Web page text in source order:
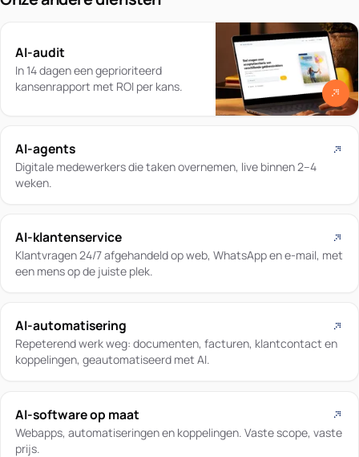
AI-audit
In 14 dagen een geprioriteerd
kansenrapport met ROI per kans.
AI-agents
Digitale medewerkers die taken overnemen, live binnen 2–4
weken.
AI-klantenservice
Klantvragen 24/7 afgehandeld op web, WhatsApp en e-mail, met
een mens op de juiste plek.
AI-automatisering
Repeterend werk weg: documenten, facturen, klantcontact en
koppelingen, geautomatiseerd met AI.
AI-software op maat
Webapps, automatiseringen en koppelingen. Vaste scope, vaste
prijs.